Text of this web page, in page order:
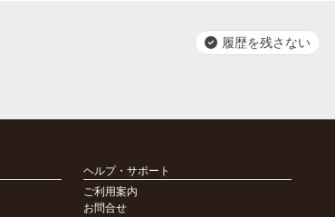
履歴を残さない
ヘルプ・サポート
ご利用案内
お問合せ